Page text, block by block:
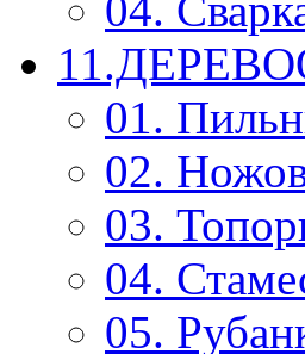
01.
02.
03.
04.
05.